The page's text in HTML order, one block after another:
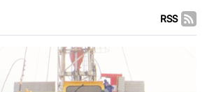
RSS